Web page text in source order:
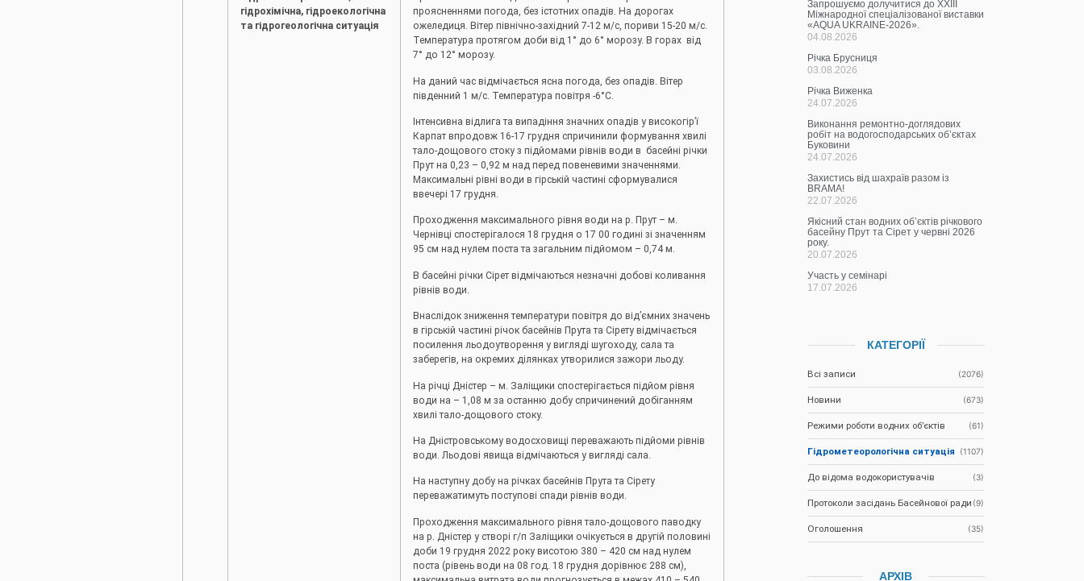
гідрохімічна, гідроекологічна
та гідрогеологічна ситуація
проясненнями погода, без істотних опадів. На дорогах
ожеледиця. Вітер північно-західний 7-12 м/с, пориви 15-20 м/с.
Температура протягом доби від 1° до 6° морозу. В горах від
7° до 12° морозу.
На даний час відмічається ясна погода, без опадів. Вітер
південний 1 м/с. Температура повітря -6°С.
Інтенсивна відлига та випадіння значних опадів у високогір’ї
Карпат впродовж 16-17 грудня спричинили формування хвилі
тало-дощового стоку з підйомами рівнів води в басейні річки
Прут на 0,23 – 0,92 м над перед повеневими значеннями.
Максимальні рівні води в гірській частині сформувалися
ввечері 17 грудня.
Проходження максимального рівня води на р. Прут – м.
Чернівці спостерігалося 18 грудня о 17 00 годині зі значенням
95 см над нулем поста та загальним підйомом – 0,74 м.
В басейні річки Сірет відмічаються незначні добові коливання
рівнів води.
Внаслідок зниження температури повітря до від’ємних значень
в гірській частині річок басейнів Прута та Сірету відмічається
посилення льодоутворення у вигляді шугоходу, сала та
заберегів, на окремих ділянках утворилися зажори льоду.
На річці Дністер – м. Заліщики спостерігається підйом рівня
води на – 1,08 м за останню добу спричинений добіганням
хвилі тало-дощового стоку.
На Дністровському водосховищі переважають підйоми рівнів
води. Льодові явища відмічаються у вигляді сала.
На наступну добу на річках басейнів Прута та Сірету
переважатимуть поступові спади рівнів води.
Проходження максимального рівня тало-дощового паводку
на р. Дністер у створі г/п Заліщики очікується в другій половині
доби 19 грудня 2022 року висотою 380 – 420 см над нулем
поста (рівень води на 08 год. 18 грудня дорівнює 288 см),
Запрошуємо долучитися до ХХІІІ
Міжнародної спеціалізованої виставки
«AQUA UKRAINE-2026».
04.08.2026
Річка Брусниця
03.08.2026
Річка Виженка
24.07.2026
Виконання ремонтно-доглядових
робіт на водогосподарських об’єктах
Буковини
24.07.2026
Захистись від шахраїв разом із
BRAMA!
22.07.2026
Якісний стан водних об’єктів річкового
басейну Прут та Сірет у червні 2026
року.
20.07.2026
Участь у семінарі
17.07.2026
КАТЕГОРІЇ
Всі записи (2076)
Новини (673)
Режими роботи водних об’єктів (61)
Гідрометеорологічна ситуація (1107)
До відома водокористувачів (3)
Протоколи засідань Басейнової ради (9)
Оголошення (35)
АРХІВ